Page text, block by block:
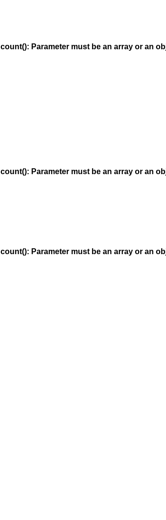
count(): Parameter must be an array or an
count(): Parameter must be an array or an
count(): Parameter must be an array or an